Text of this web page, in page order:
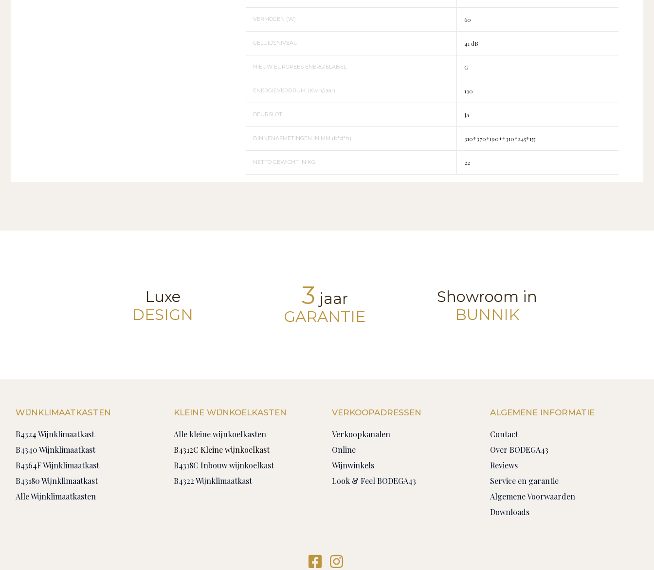
VERMOGEN (W) 60
GELUIDSNIVEAU 41 dB
NIEUW EUROPEES ENERGIELABEL G
ENERGIEVERBRUIK (Kwh/jaar) 130
DEURSLOT Ja
BINNENAFMETINGEN IN MM (b*d*h) 310*370*190+*310*245*155
NETTO GEWICHT IN KG 22
Luxe
DESIGN
3 jaar
GARANTIE
Showroom in
BUNNIK
WIJNKLIMAATKASTEN
B4324 Wijnklimaatkast
B4340 Wijnklimaatkast
B4364F Wijnklimaatkast
B43180 Wijnklimaatkast
Alle Wijnklimaatkasten
KLEINE WIJNKOELKASTEN
Alle kleine wijnkoelkasten
B4312C Kleine wijnkoelkast
B4318C Inbouw wijnkoelkast
B4322 Wijnklimaatkast
VERKOOPADRESSEN
Verkoopkanalen
Online
Wijnwinkels
Look & Feel BODEGA43
ALGEMENE INFORMATIE
Contact
Over BODEGA43
Reviews
Service en garantie
Algemene Voorwaarden
Downloads